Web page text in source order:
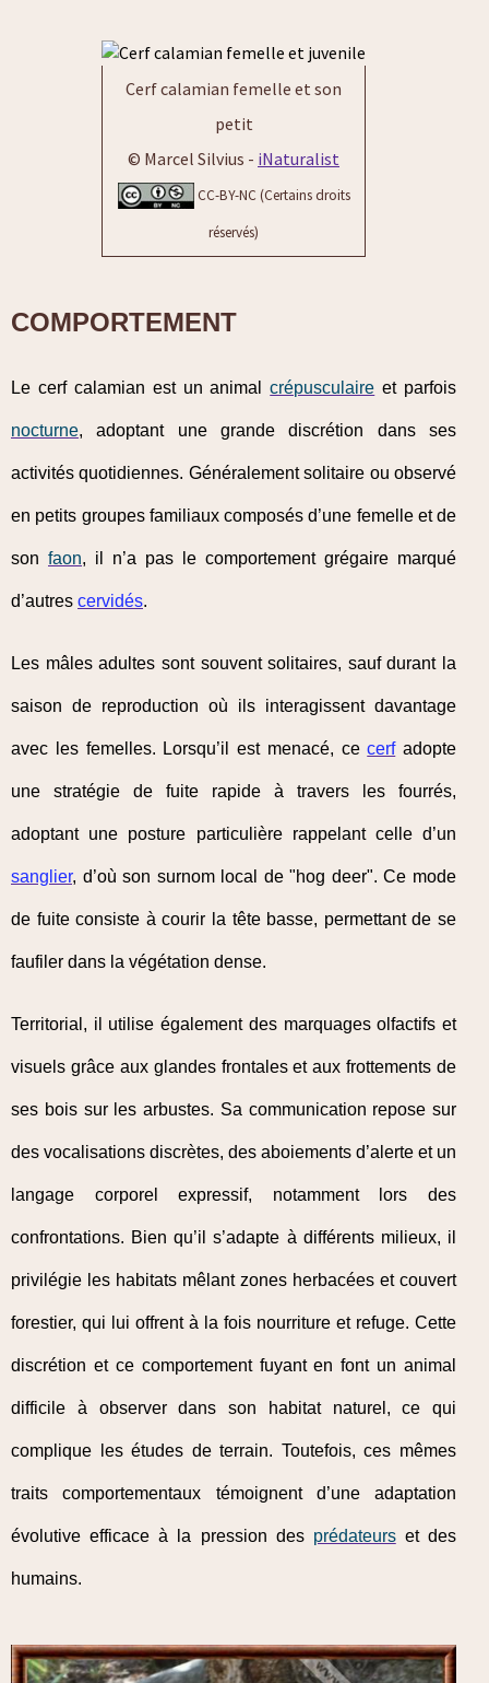
Cerf calamian femelle et son
petit
© Marcel Silvius - iNaturalist
CC-BY-NC (Certains droits
réservés)
COMPORTEMENT
Le cerf calamian est un animalcrépusculaire et parfois
nocturne, adoptant une grande discrétion dans ses
activités quotidiennes. Généralement solitaire ou observé
en petits groupes familiaux composés d’une femelle et de
son faon, il n’a pas le comportement grégaire marqué
d’autres cervidés.
Les mâles adultes sont souvent solitaires, sauf durant la
saison de reproduction où ils interagissent davantage
avec les femelles. Lorsqu’il est menacé, cecerfadopte
une stratégie de fuite rapide à travers les fourrés,
adoptant une posture particulière rappelant celle d’un
sanglier, d’où son surnom local de "hog deer". Ce mode
de fuite consiste à courir la tête basse, permettant de se
faufiler dans la végétation dense.
Territorial, il utilise également des marquages olfactifs et
visuels grâce aux glandes frontales et aux frottements de
ses bois sur les arbustes. Sa communication repose sur
des vocalisations discrètes, des aboiements d’alerte et un
langage corporel expressif, notamment lors des
confrontations. Bien qu’il s’adapte à différents milieux, il
privilégie les habitats mêlant zones herbacées et couvert
forestier, qui lui offrent à la fois nourriture et refuge. Cette
discrétion et ce comportement fuyant en font un animal
difficile à observer dans son habitat naturel, ce qui
complique les études de terrain. Toutefois, ces mêmes
traits comportementaux témoignent d’une adaptation
évolutive efficace à la pression des prédateurset des
humains.